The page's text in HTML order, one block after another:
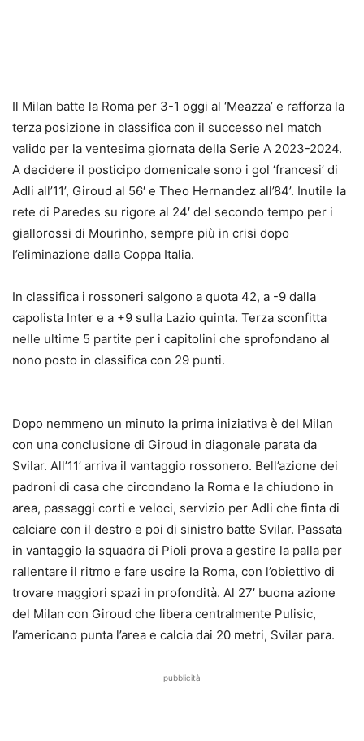
Il Milan batte la Roma per 3-1 oggi al ‘Meazza’ e rafforza la
terza posizione in classifica con il successo nel match
valido per la ventesima giornata della Serie A 2023-2024.
A decidere il posticipo domenicale sono i gol ‘francesi’ di
Adli all’11’, Giroud al 56′ e Theo Hernandez all’84’. Inutile la
rete di Paredes su rigore al 24′ del secondo tempo per i
giallorossi di Mourinho, sempre più in crisi dopo
l’eliminazione dalla Coppa Italia.
In classifica i rossoneri salgono a quota 42, a -9 dalla
capolista Inter e a +9 sulla Lazio quinta. Terza sconfitta
nelle ultime 5 partite per i capitolini che sprofondano al
nono posto in classifica con 29 punti.
Dopo nemmeno un minuto la prima iniziativa è del Milan
con una conclusione di Giroud in diagonale parata da
Svilar. All’11’ arriva il vantaggio rossonero. Bell’azione dei
padroni di casa che circondano la Roma e la chiudono in
area, passaggi corti e veloci, servizio per Adli che finta di
calciare con il destro e poi di sinistro batte Svilar. Passata
in vantaggio la squadra di Pioli prova a gestire la palla per
rallentare il ritmo e fare uscire la Roma, con l’obiettivo di
trovare maggiori spazi in profondità. Al 27′ buona azione
del Milan con Giroud che libera centralmente Pulisic,
l’americano punta l’area e calcia dai 20 metri, Svilar para.
pubblicità